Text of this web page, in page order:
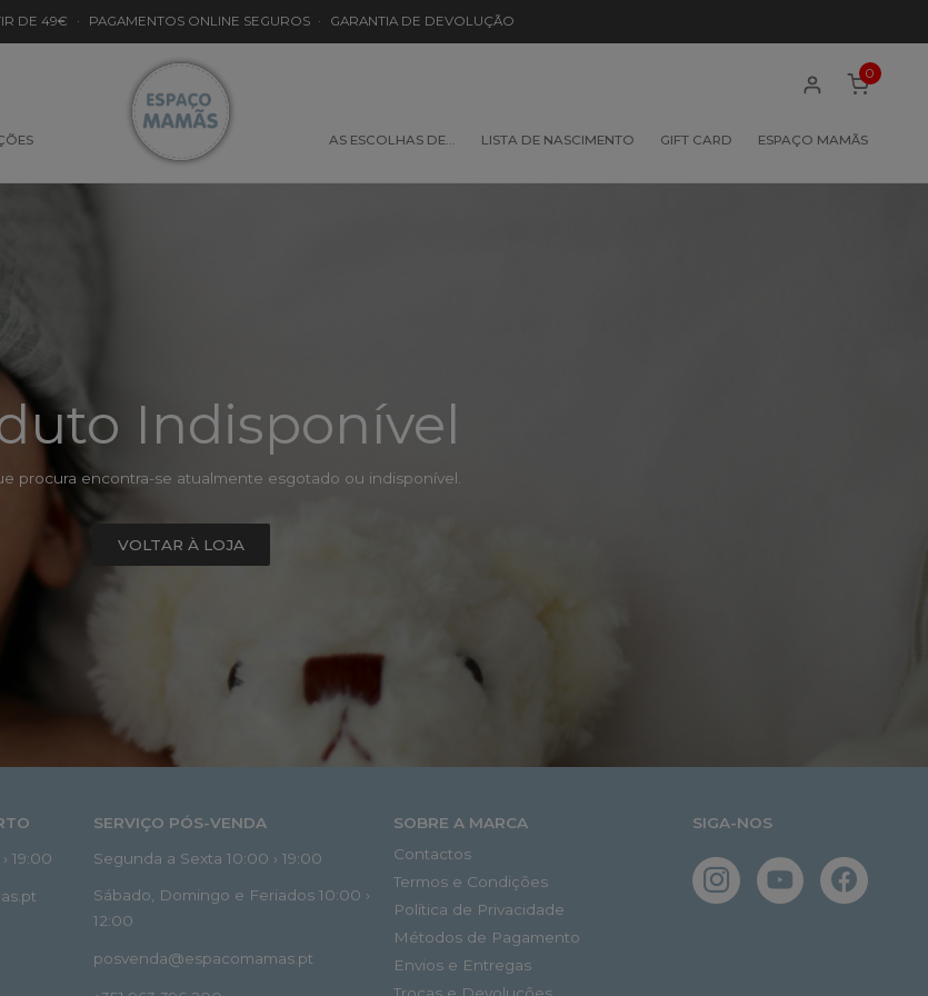
DE 49€ · PAGAMENTOS ONLINE SEGUROS · GARANTIA DE DEVOLUÇÃO
AS ESCOLHAS DE… LISTA DE NASCIMENTO GIFT CARD ESPAÇO MAMÃS
0
Indisponível
procura encontra-se atualmente esgotado ou indisponível.
VOLTAR À LOJA
19:00
SERVIÇO PÓS-VENDA
Segunda a Sexta 10:00 › 19:00
Sábado, Domingo e Feriados 10:00 ›
12:00
posvenda@espacomamas.pt
SOBRE A MARCA
Contactos
Termos e Condições
Política de Privacidade
Métodos de Pagamento
Envios e Entregas
SIGA-NOS